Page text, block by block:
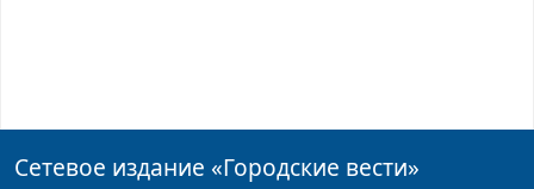
Сетевое издание «Городские вести»